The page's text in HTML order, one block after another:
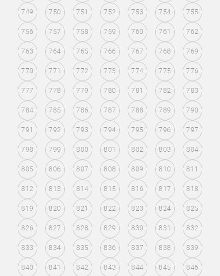
749 750 751 752 753 754 755
756 757 758 759 760 761 762
763 764 765 766 767 768 769
770 771 772 773 774 775 776
777 778 779 780 781 782 783
784 785 786 787 788 789 790
791 792 793 794 795 796 797
798 799 800 801 802 803 804
805 806 807 808 809 810 811
812 813 814 815 816 817 818
819 820 821 822 823 824 825
826 827 828 829 830 831 832
833 834 835 836 837 838 839
840 841 842 843 844 845 846